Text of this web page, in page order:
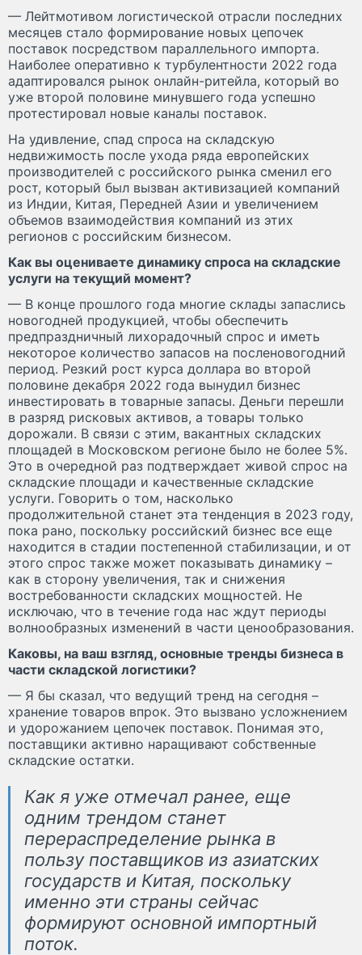
— Лейтмотивом логистической отрасли последних
месяцев стало формирование новых цепочек
поставок посредством параллельного импорта.
Наиболее оперативно к турбулентности 2022 года
адаптировался рынок онлайн-ритейла, который во
уже второй половине минувшего года успешно
протестировал новые каналы поставок.
На удивление, спад спроса на складскую
недвижимость после ухода ряда европейских
производителей с российского рынка сменил его
рост, который был вызван активизацией компаний
из Индии, Китая, Передней Азии и увеличением
объемов взаимодействия компаний из этих
регионов с российским бизнесом.
Как вы оцениваете динамику спроса на складские
услуги на текущий момент?
— В конце прошлого года многие склады запаслись
новогодней продукцией, чтобы обеспечить
предпраздничный лихорадочный спрос и иметь
некоторое количество запасов на посленовогодний
период. Резкий рост курса доллара во второй
половине декабря 2022 года вынудил бизнес
инвестировать в товарные запасы. Деньги перешли
в разряд рисковых активов, а товары только
дорожали. В связи с этим, вакантных складских
площадей в Московском регионе было не более 5%.
Это в очередной раз подтверждает живой спрос на
складские площади и качественные складские
услуги. Говорить о том, насколько
продолжительной станет эта тенденция в 2023 году,
пока рано, поскольку российский бизнес все еще
находится в стадии постепенной стабилизации, и от
этого спрос также может показывать динамику –
как в сторону увеличения, так и снижения
востребованности складских мощностей. Не
исключаю, что в течение года нас ждут периоды
волнообразных изменений в части ценообразования.
Каковы, на ваш взгляд, основные тренды бизнеса в
части складской логистики?
— Я бы сказал, что ведущий тренд на сегодня –
хранение товаров впрок. Это вызвано усложнением
и удорожанием цепочек поставок. Понимая это,
поставщики активно наращивают собственные
складские остатки.
Как я уже отмечал ранее, еще
одним трендом станет
перераспределение рынка в
пользу поставщиков из азиатских
государств и Китая, поскольку
именно эти страны сейчас
формируют основной импортный
поток.